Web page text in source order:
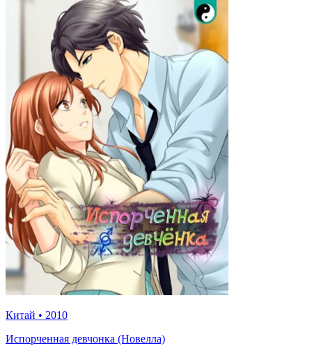
Китай • 2010
Испорченная девчонка (Новелла)